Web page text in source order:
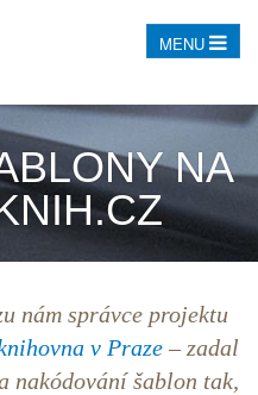
MENU
NA
nám správce projektu
v Praze– zadal
nakódování šablon tak,